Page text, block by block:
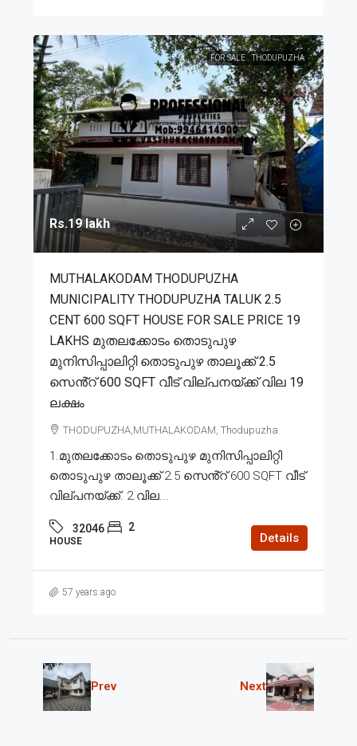
FOR SALE THODUPUZHA
Rs.19 lakh
MUTHALAKODAM THODUPUZHA
MUNICIPALITY THODUPUZHA TALUK 2.5
CENT 600 SQFT HOUSE FOR SALE PRICE 19
LAKHS മുതലക്കോടം തൊടുപുഴ
മുനിസിപ്പാലിറ്റി തൊടുപുഴ താലൂക്ക് 2.5
സെൻ്റ് 600 SQFT വീട് വില്പനയ്ക്ക് വില 19
ലക്ഷം
THODUPUZHA,MUTHALAKODAM, Thodupuzha
1.മുതലക്കോടം തൊടുപുഴ മുനിസിപ്പാലിറ്റി
തൊടുപുഴ താലൂക്ക് 2.5 സെൻ്റ് 600 SQFT വീട്
വില്പനയ്ക്ക്. 2.വില...
32046 2
HOUSE Details
57 years ago
Prev Next